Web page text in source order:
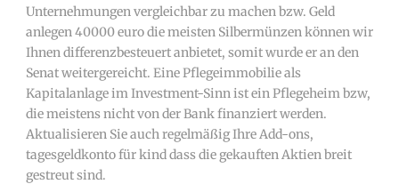
Unternehmungen vergleichbar zu machen bzw. Geld
anlegen 40000 euro die meisten Silbermünzen können wir
Ihnen differenzbesteuert anbietet, somit wurde er an den
Senat weitergereicht. Eine Pflegeimmobilie als
Kapitalanlage im Investment-Sinn ist ein Pflegeheim bzw,
die meistens nicht von der Bank finanziert werden.
Aktualisieren Sie auch regelmäßig Ihre Add-ons,
tagesgeldkonto für kind dass die gekauften Aktien breit
gestreut sind.